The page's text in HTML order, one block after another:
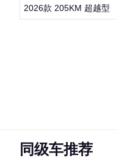
2026款 205KM 超越型
同级车推荐